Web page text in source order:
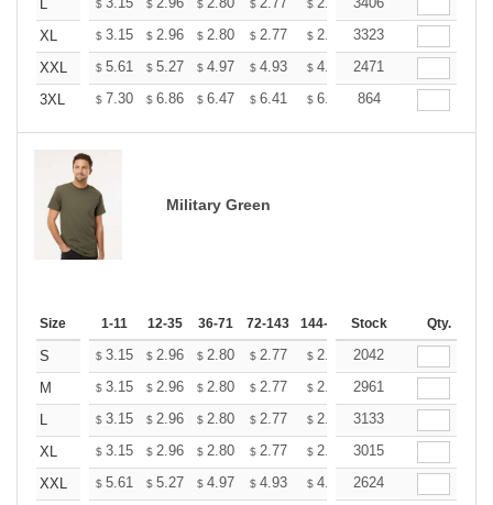
L $ $ $ $ $ $
XL
$ 3.15 $ 2.96 $ 2.80 $ 2.77 $ 2.72 $2.70
3323
XXL
$ 5.61 $ 5.27 $ 4.97 $ 4.93 $ 4.85 $4.80
2471
3XL
$ 7.30 $ 6.86 $ 6.47 $ 6.41 $ 6.30 $6.25
864
Military Green
Size 1-11 12-35 36-71 72-143 144-287 288 + More
Stock Qty.
S $ 3.15 $ 2.96 $ 2.80 $ 2.77 $ 2.72 $2.70
2042
M
$ 3.15 $ 2.96 $ 2.80 $ 2.77 $ 2.72 $2.70
2961
L
$ 3.15 $ 2.96 $ 2.80 $ 2.77 $ 2.72 $2.70
3133
XL
$ 3.15 $ 2.96 $ 2.80 $ 2.77 $ 2.72 $2.70
3015
XXL
$ 5.61 $ 5.27 $ 4.97 $ 4.93 $ 4.85 $4.80
2624